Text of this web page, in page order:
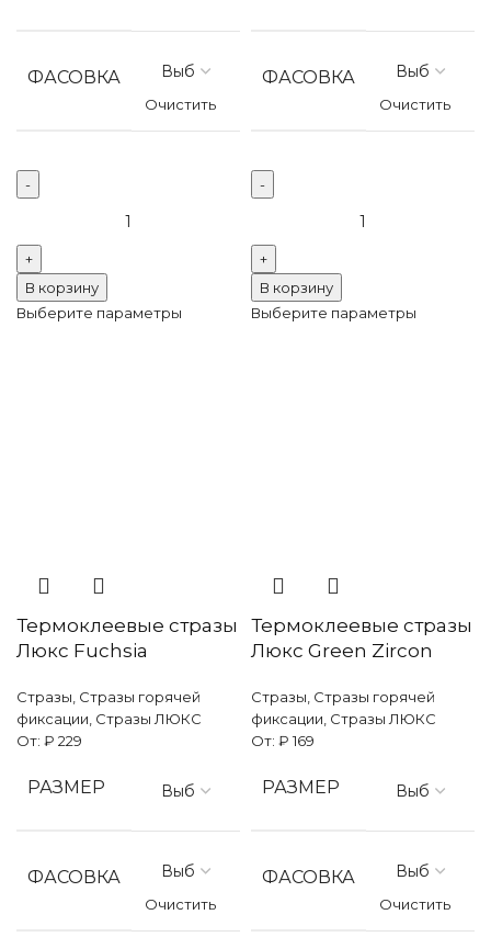
ФАСОВКА
Очистить
Термоклеевые
стразы
Люкс
Capri
В корзину
Выберите параметры
ФАСОВКА
Очистить
Термоклеевые
стразы
Люкс
Crystal
В корзину
Выберите параметры
Термоклеевые стразы
Люкс Fuchsia
Стразы Стразы горячей
фиксации Стразы ЛЮКС
От: ₽ 229
РАЗМЕР
ФАСОВКА
Очистить
Термоклеевые стразы
Люкс Green Zircon
Стразы Стразы горячей
фиксации Стразы ЛЮКС
От: ₽ 169
РАЗМЕР
ФАСОВКА
Очистить